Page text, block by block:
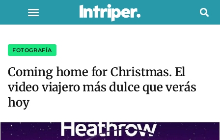
FOTOGRAFÍA
Coming home for Christmas. El
video viajero más dulce que verás
hoy